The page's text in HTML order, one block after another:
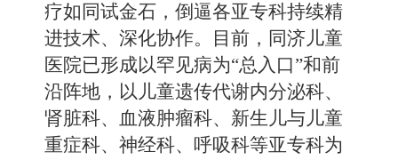
疗如同试金石，倒逼各亚专科持续精
进技术、深化协作。目前，同济儿童
医院已形成以罕见病为“总入口”和前
沿阵地，以儿童遗传代谢内分泌科、
肾脏科、血液肿瘤科、新生儿与儿童
重症科、神经科、呼吸科等亚专科为